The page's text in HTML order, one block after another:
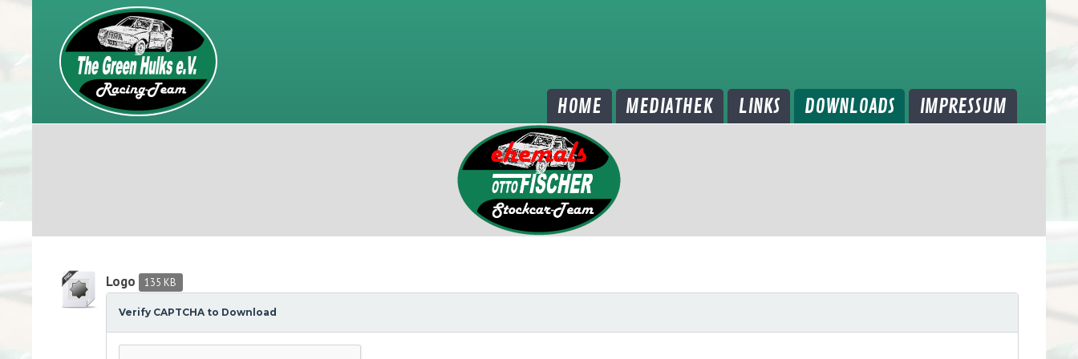
HOME MEDIATHEK LINKS DOWNLOADS IMPRESSUM
Logo 135 KB
Verify CAPTCHA to Download